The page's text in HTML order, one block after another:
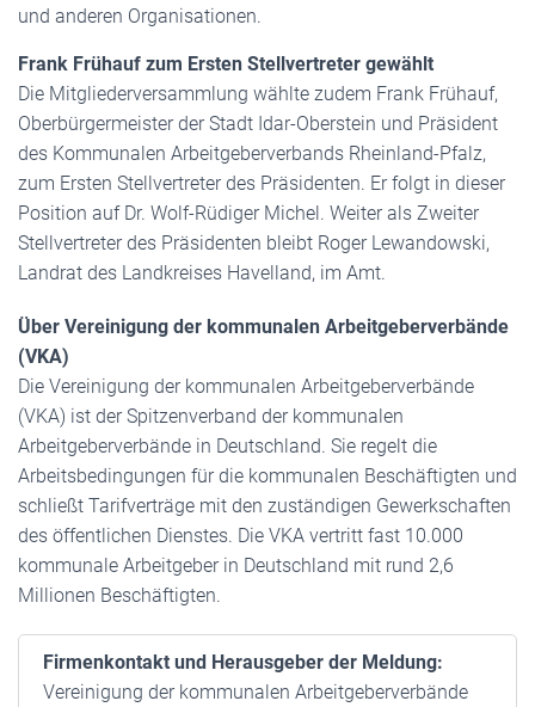
und anderen Organisationen.
Frank Frühauf zum Ersten Stellvertreter gewählt
Die Mitgliederversammlung wählte zudem Frank Frühauf,
Oberbürgermeister der Stadt Idar-Oberstein und Präsident
des Kommunalen Arbeitgeberverbands Rheinland-Pfalz,
zum Ersten Stellvertreter des Präsidenten. Er folgt in dieser
Position auf Dr. Wolf-Rüdiger Michel. Weiter als Zweiter
Stellvertreter des Präsidenten bleibt Roger Lewandowski,
Landrat des Landkreises Havelland, im Amt.
Über Vereinigung der kommunalen Arbeitgeberverbände
(VKA)
Die Vereinigung der kommunalen Arbeitgeberverbände
(VKA) ist der Spitzenverband der kommunalen
Arbeitgeberverbände in Deutschland. Sie regelt die
Arbeitsbedingungen für die kommunalen Beschäftigten und
schließt Tarifverträge mit den zuständigen Gewerkschaften
des öffentlichen Dienstes. Die VKA vertritt fast 10.000
kommunale Arbeitgeber in Deutschland mit rund 2,6
Millionen Beschäftigten.
Firmenkontakt und Herausgeber der Meldung:
Vereinigung der kommunalen Arbeitgeberverbände